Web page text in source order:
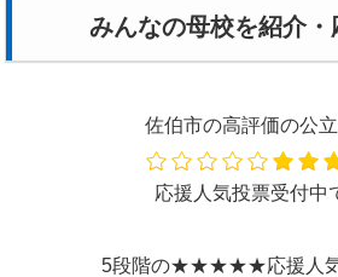
みんなの母校を紹介・
佐伯市の高評価の公
応援人気投票受付中
5段階の★★★★★応援人気